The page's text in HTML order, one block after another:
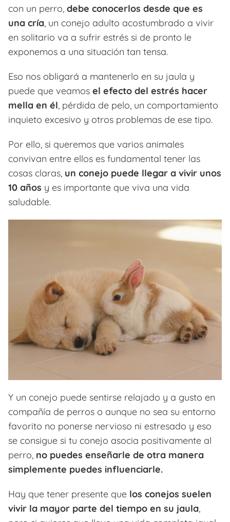
con un perro, debe conocerlos desde que es
una cría , un conejo adulto acostumbrado a vivir
en solitario va a sufrir estrés si de pronto le
exponemos a una situación tan tensa.
Eso nos obligará a mantenerlo en su jaula y
puede que veamos el efecto del estrés hacer
mella en él , pérdida de pelo, un comportamiento
inquieto excesivo y otros problemas de ese tipo.
Por ello, si queremos que varios animales
convivan entre ellos es fundamental tener las
cosas claras, un conejo puede llegar a vivir unos
10 años y es importante que viva una vida
saludable.
Y un conejo puede sentirse relajado y a gusto en
compañía de perros o aunque no sea su entorno
favorito no ponerse nervioso ni estresado y eso
se consigue si tu conejo asocia positivamente al
perro, no puedes enseñarle de otra manera
simplemente puedes influenciarle.
Hay que tener presente que los conejos suelen
vivir la mayor parte del tiempo en su jaula